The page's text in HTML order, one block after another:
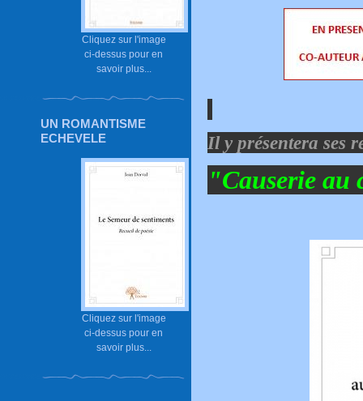
Cliquez sur l'image
ci-dessus pour en
savoir plus...
UN ROMANTISME
ECHEVELE
Cliquez sur l'image
ci-dessus pour en
savoir plus...
Il y présentera ses
"Causerie au